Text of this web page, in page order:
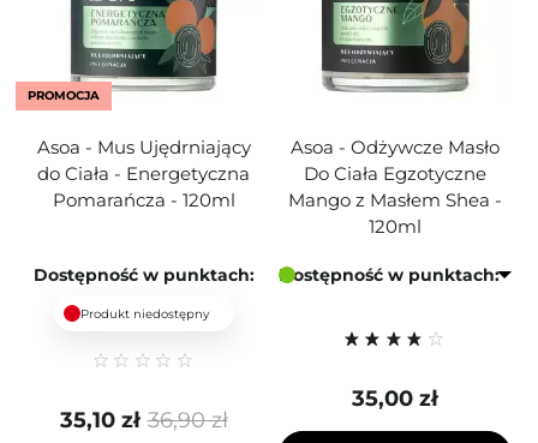
PROMOCJA
Asoa - Mus Ujędrniający
do Ciała - Energetyczna
Pomarańcza - 120ml
Dostępność w punktach:
Produkt niedostępny
36,90 zł
35,10 zł
Asoa - Odżywcze Masło
Do Ciała Egzotyczne
Mango z Masłem Shea -
120ml
Dostępność w punktach:
35,00 zł